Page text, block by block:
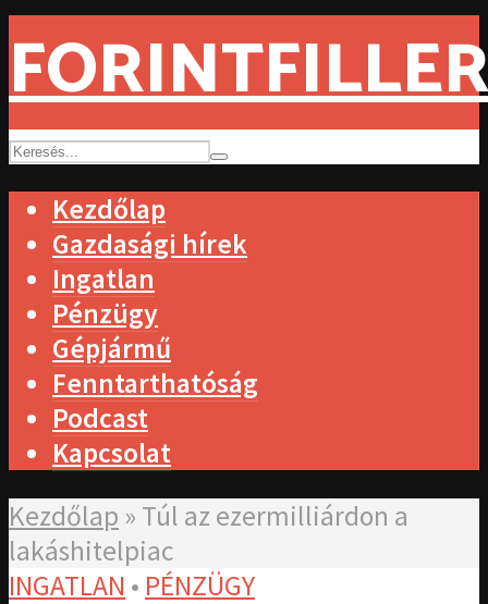
Kezdőlap
Gazdasági hírek
Ingatlan
Pénzügy
Gépjármű
Fenntarthatóság
Podcast
Kapcsolat
Kezdőlap » Túl az ezermilliárdon a
lakáshitelpiac
INGATLAN • PÉNZÜGY